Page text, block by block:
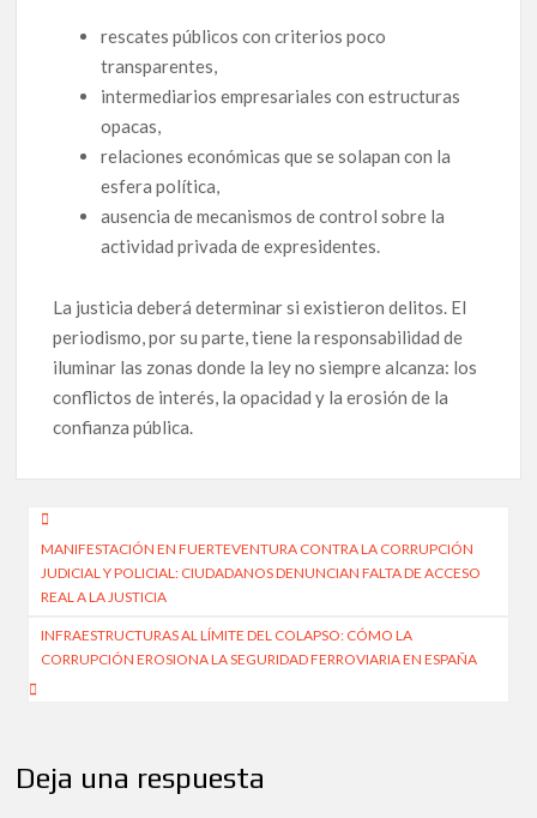
rescates públicos con criterios poco
transparentes,
intermediarios empresariales con estructuras
opacas,
relaciones económicas que se solapan con la
esfera política,
ausencia de mecanismos de control sobre la
actividad privada de expresidentes.
La justicia deberá determinar si existieron delitos. El
periodismo, por su parte, tiene la responsabilidad de
iluminar las zonas donde la ley no siempre alcanza: los
conflictos de interés, la opacidad y la erosión de la
confianza pública.
Navegación
de
entradas
MANIFESTACIÓN EN FUERTEVENTURA CONTRA LA CORRUPCIÓN
JUDICIAL Y POLICIAL: CIUDADANOS DENUNCIAN FALTA DE ACCESO
REAL A LA JUSTICIA
INFRAESTRUCTURAS AL LÍMITE DEL COLAPSO: CÓMO LA
CORRUPCIÓN EROSIONA LA SEGURIDAD FERROVIARIA EN ESPAÑA
Deja una respuesta